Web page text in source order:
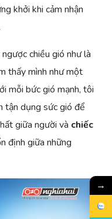
khởi khi cảm nhận
chiều gió như là
thấy mình như một
mỗi bức gió mạnh, tôi
tận dụng sức gió để
giữa người và chiếc
định giữa những
→